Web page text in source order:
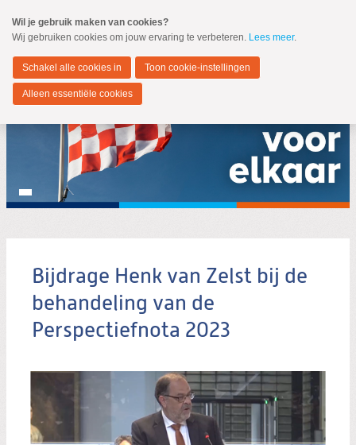
naar
Spring
de
inhoud
Spring
naar
hoofdmenu
Noord-Brabant
MENU
Zoeken:
Zoeken
Bijdrage Henk van Zelst bij de
behandeling van de
Perspectiefnota 2023
Wil je gebruik maken van cookies?
Wij gebruiken cookies om jouw ervaring te verbeteren. Lees meer.
Schakel alle cookies in Toon cookie-instellingen
Alleen essentiële cookies